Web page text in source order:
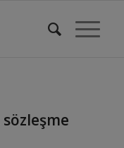
sözleşme